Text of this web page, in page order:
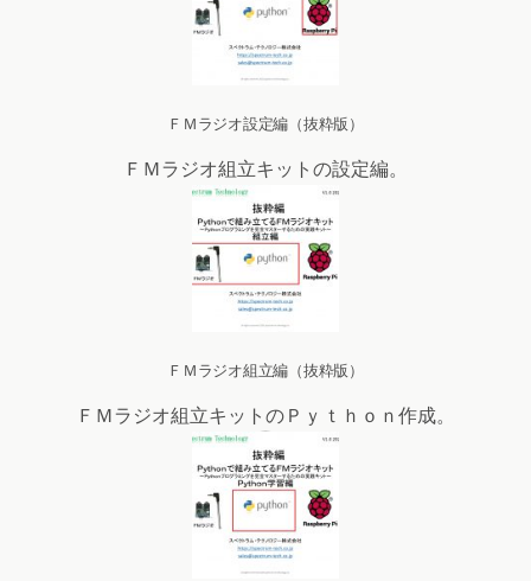
ＦＭラジオ設定編（抜粋版）
ＦＭラジオ組立キットの設定編。
ＦＭラジオ組立編（抜粋版）
ＦＭラジオ組立キットのＰｙｔｈｏｎ作成。